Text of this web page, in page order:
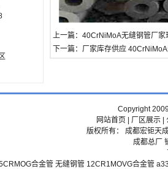
上一篇： 40CrNiMoA无缝钢管厂
下一篇： 厂家库存供应
Copyright
网站首页
厂区展示|
版权所有： 成都宏钜天
成都总厂
合金管 无缝钢管 12CR1MOVG合金管